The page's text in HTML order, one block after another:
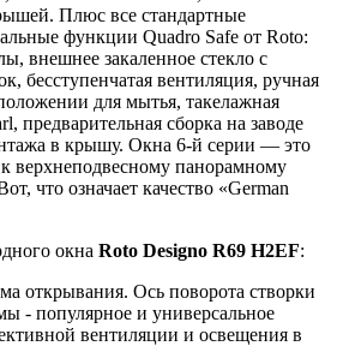
Плюс все стандартные
функции Quadro Safe от Roto:
внешнее закаленное стекло с
бесступенчатая вентиляция, ручная
для мытья, такелажная
предварительная сборка на заводе
в крышу. Окна 6-й серии — это
верхнеподвесному панорамному
что означает качество «German
окна Roto Designo R69 H2EF:
открывания. Ось поворота створки
- популярное и универсальное
вентиляции и освещения в